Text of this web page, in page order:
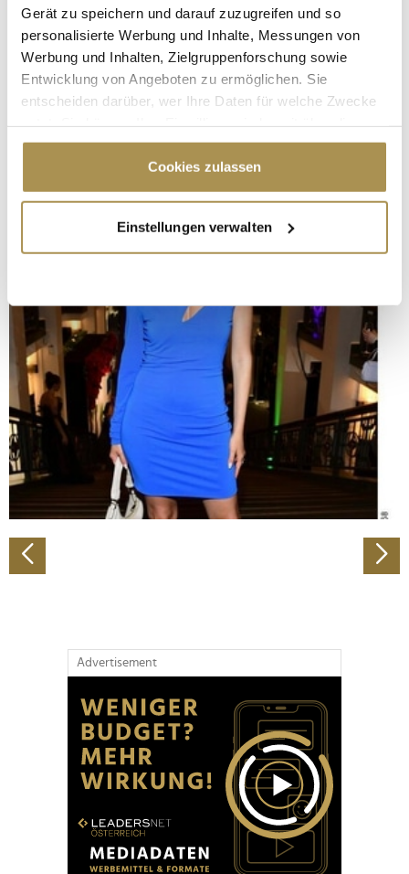
Gerät zu speichern und darauf zuzugreifen und so
personalisierte Werbung und Inhalte, Messungen von
Werbung und Inhalten, Zielgruppenforschung sowie
Entwicklung von Angeboten zu ermöglichen. Sie
entscheiden darüber, wer Ihre Daten für welche Zwecke
Cookie-Erklärung oder durch Klicken auf das Privacy
Trigger Symbol ändern oder widerrufen
Informationen über Ihre geografische Lage
erfassen, welche bis auf einige Meter genau sein
bestimmten Merkmalen (Fingerprinting) identifizieren
Erfahren Sie mehr darüber, wie Ihre persönlichen Daten
verarbeitet werden, und legen Sie Ihre Präferenzen im
Abschnitt Einzelheiten
Wir verwenden Cookies, um Inhalte und Anzeigen zu
personalisieren, Funktionen für soziale Medien anbieten
zu können und die Zugriffe auf unsere Website zu
analysieren. Außerdem geben wir Informationen zu Ihrer
Verwendung unserer Website an unsere Partner für
soziale Medien, Werbung und Analysen weiter. Unsere
Partner führen diese Informationen möglicherweise mit
Cookies zulassen
Einstellungen verwalten
Advertisement